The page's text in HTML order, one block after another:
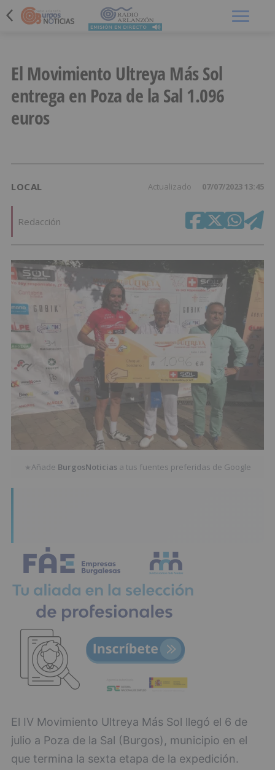
El Movimiento Ultreya Más Sol
entrega en Poza de la Sal 1.096
euros
LOCAL Actualizado 07/07/2023 13:45
Redacción
★Añade BurgosNoticias a tus fuentes preferidas de Google
El IV Movimiento Ultreya Más Sol llegó el 6 de
julio a Poza de la Sal (Burgos), municipio en el
que termina la sexta etapa de la expedición.